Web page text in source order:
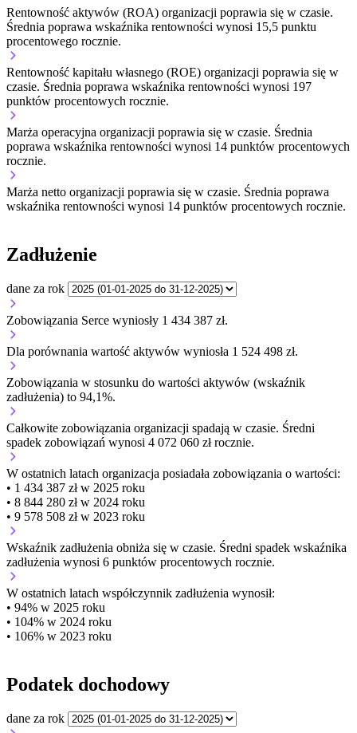
Rentowność aktywów (ROA) organizacji poprawia się w czasie.
Średnia poprawa wskaźnika rentowności wynosi 15,5 punktu
procentowego rocznie.
Rentowność kapitału własnego (ROE) organizacji poprawia się w
czasie. Średnia poprawa wskaźnika rentowności wynosi 197
punktów procentowych rocznie.
Marża operacyjna organizacji poprawia się w czasie. Średnia
poprawa wskaźnika rentowności wynosi 14 punktów procentowych
rocznie.
Marża netto organizacji poprawia się w czasie. Średnia poprawa
wskaźnika rentowności wynosi 14 punktów procentowych rocznie.
Zadłużenie
dane za rok
Zobowiązania Serce wyniosły 1 434 387 zł.
Dla porównania wartość aktywów wyniosła 1 524 498 zł.
Zobowiązania w stosunku do wartości aktywów (wskaźnik
zadłużenia) to 94,1%.
Całkowite zobowiązania organizacji spadają w czasie. Średni
spadek zobowiązań wynosi 4 072 060 zł rocznie.
W ostatnich latach organizacja posiadała zobowiązania o wartości:
• 1 434 387 zł w 2025 roku
• 8 844 280 zł w 2024 roku
• 9 578 508 zł w 2023 roku
Wskaźnik zadłużenia obniża się w czasie. Średni spadek wskaźnika
zadłużenia wynosi 6 punktów procentowych rocznie.
W ostatnich latach współczynnik zadłużenia wynosił:
• 94% w 2025 roku
• 104% w 2024 roku
• 106% w 2023 roku
Podatek dochodowy
dane za rok